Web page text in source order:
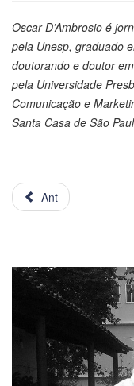
Oscar D’Ambrosio é
pela Unesp, graduado
doutorando e doutor
pela Universidade
Comunicação e
Santa Casa de São
Ant